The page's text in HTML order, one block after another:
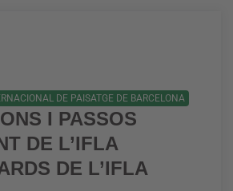
DE PAISATGE DE BARCELONA
I PASSOS
DE L’IFLA
DE L’IFLA